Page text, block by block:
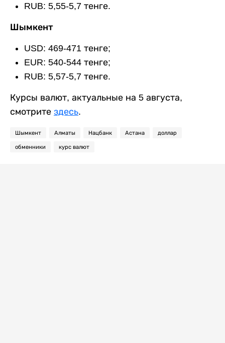
RUB: 5,55-5,7 тенге.
Шымкент
USD: 469-471 тенге;
EUR: 540-544 тенге;
RUB: 5,57-5,7 тенге.
Курсы валют, актуальные на 5 августа,
смотрите здесь.
Шымкент Алматы Нацбанк Астана доллар
обменники курс валют